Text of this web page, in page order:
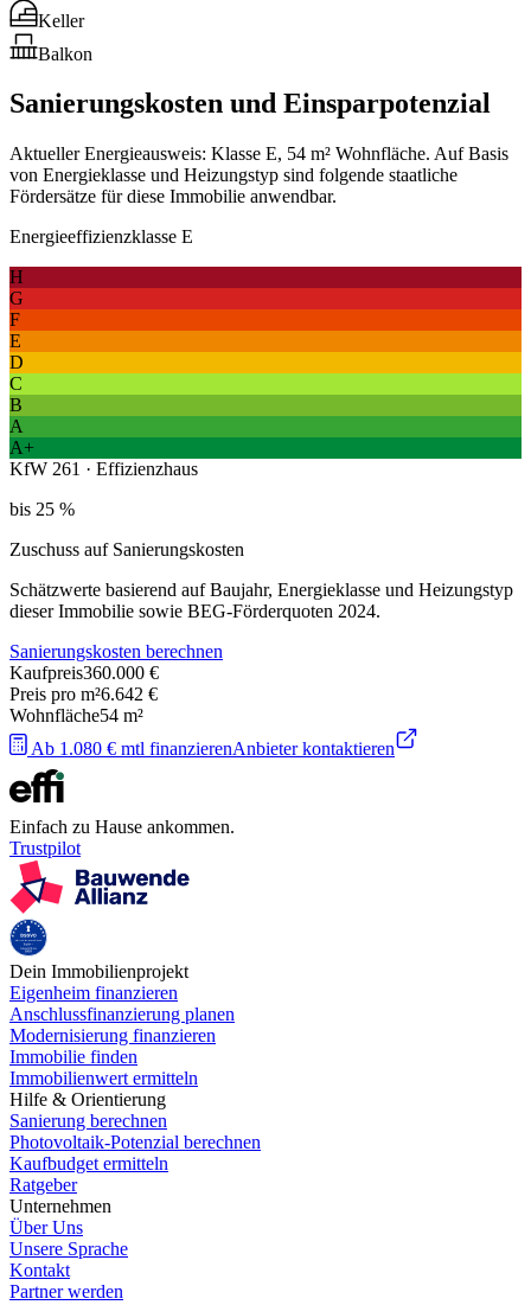
Keller
Balkon
Sanierungskosten und Einsparpotenzial
Aktueller Energieausweis: Klasse E, 54 m² Wohnfläche. Auf Basis
von Energieklasse und Heizungstyp sind folgende staatliche
Fördersätze für diese Immobilie anwendbar.
Energieeffizienzklasse E
H
G
F
E
D
C
B
A
A+
KfW 261 · Effizienzhaus
bis 25 %
Zuschuss auf Sanierungskosten
Schätzwerte basierend auf Baujahr, Energieklasse und Heizungstyp
dieser Immobilie sowie BEG-Förderquoten 2024.
Sanierungskosten berechnen
Kaufpreis360.000 €
Preis pro m²6.642 €
Wohnfläche54 m²
Ab 1.080 € mtl finanzierenAnbieter kontaktieren
Einfach zu Hause ankommen.
Trustpilot
Dein Immobilienprojekt
Eigenheim finanzieren
Anschlussfinanzierung planen
Modernisierung finanzieren
Immobilie finden
Immobilienwert ermitteln
Hilfe & Orientierung
Sanierung berechnen
Photovoltaik-Potenzial berechnen
Kaufbudget ermitteln
Ratgeber
Unternehmen
Über Uns
Unsere Sprache
Kontakt
Partner werden